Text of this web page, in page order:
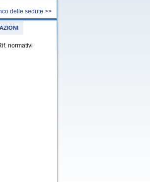
delle sedute >>
normativi